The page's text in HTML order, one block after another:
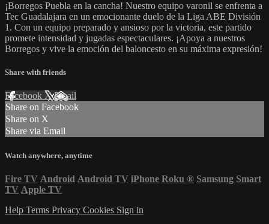
¡Borregos Puebla en la cancha! Nuestro equipo varonil se enfrenta a
Tec Guadalajara en un emocionante duelo de la Liga ABE División
1. Con un equipo preparado y ansioso por la victoria, este partido
promete intensidad y jugadas espectaculares. ¡Apoya a nuestros
Borregos y vive la emoción del baloncesto en su máxima expresión!
Share with friends
Facebook XEmail
Share on Facebook
Share on X
Share via Email
Watch anywhere, anytime
Fire TV Android Android TV iPhone Roku ® Samsung Smart
TV Apple TV
Help Terms Privacy Cookies Sign in